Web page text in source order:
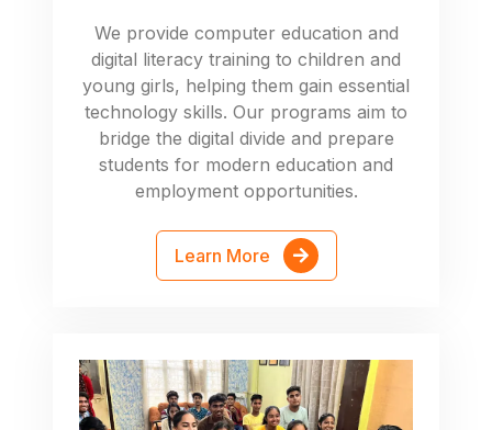
We provide computer education and
digital literacy training to children and
young girls, helping them gain essential
technology skills. Our programs aim to
bridge the digital divide and prepare
students for modern education and
employment opportunities.
Learn More